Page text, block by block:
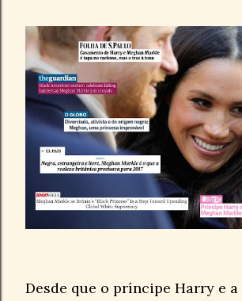
Desde que o príncipe Harry e